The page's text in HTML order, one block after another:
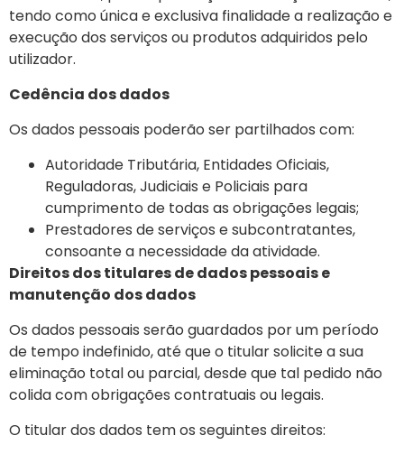
tendo como única e exclusiva finalidade a realização e
execução dos serviços ou produtos adquiridos pelo
utilizador.
Cedência dos dados
Os dados pessoais poderão ser partilhados com:
Autoridade Tributária, Entidades Oficiais,
Reguladoras, Judiciais e Policiais para
cumprimento de todas as obrigações legais;
Prestadores de serviços e subcontratantes,
consoante a necessidade da atividade.
Direitos dos titulares de dados pessoais e
manutenção dos dados
Os dados pessoais serão guardados por um período
de tempo indefinido, até que o titular solicite a sua
eliminação total ou parcial, desde que tal pedido não
colida com obrigações contratuais ou legais.
O titular dos dados tem os seguintes direitos: